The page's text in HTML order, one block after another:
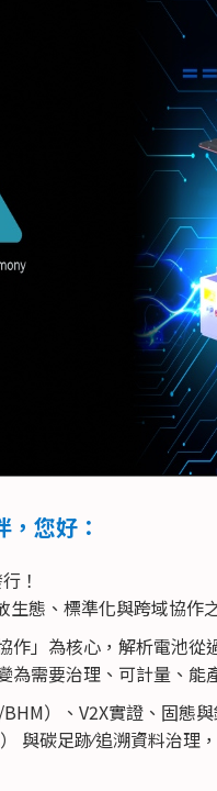
您好：
！
生態、標準化與跨域協作
作」為核心，解析電池
為需要治理、可計量、能
）、V2X實證、固態
與碳足跡⁄追溯資料治